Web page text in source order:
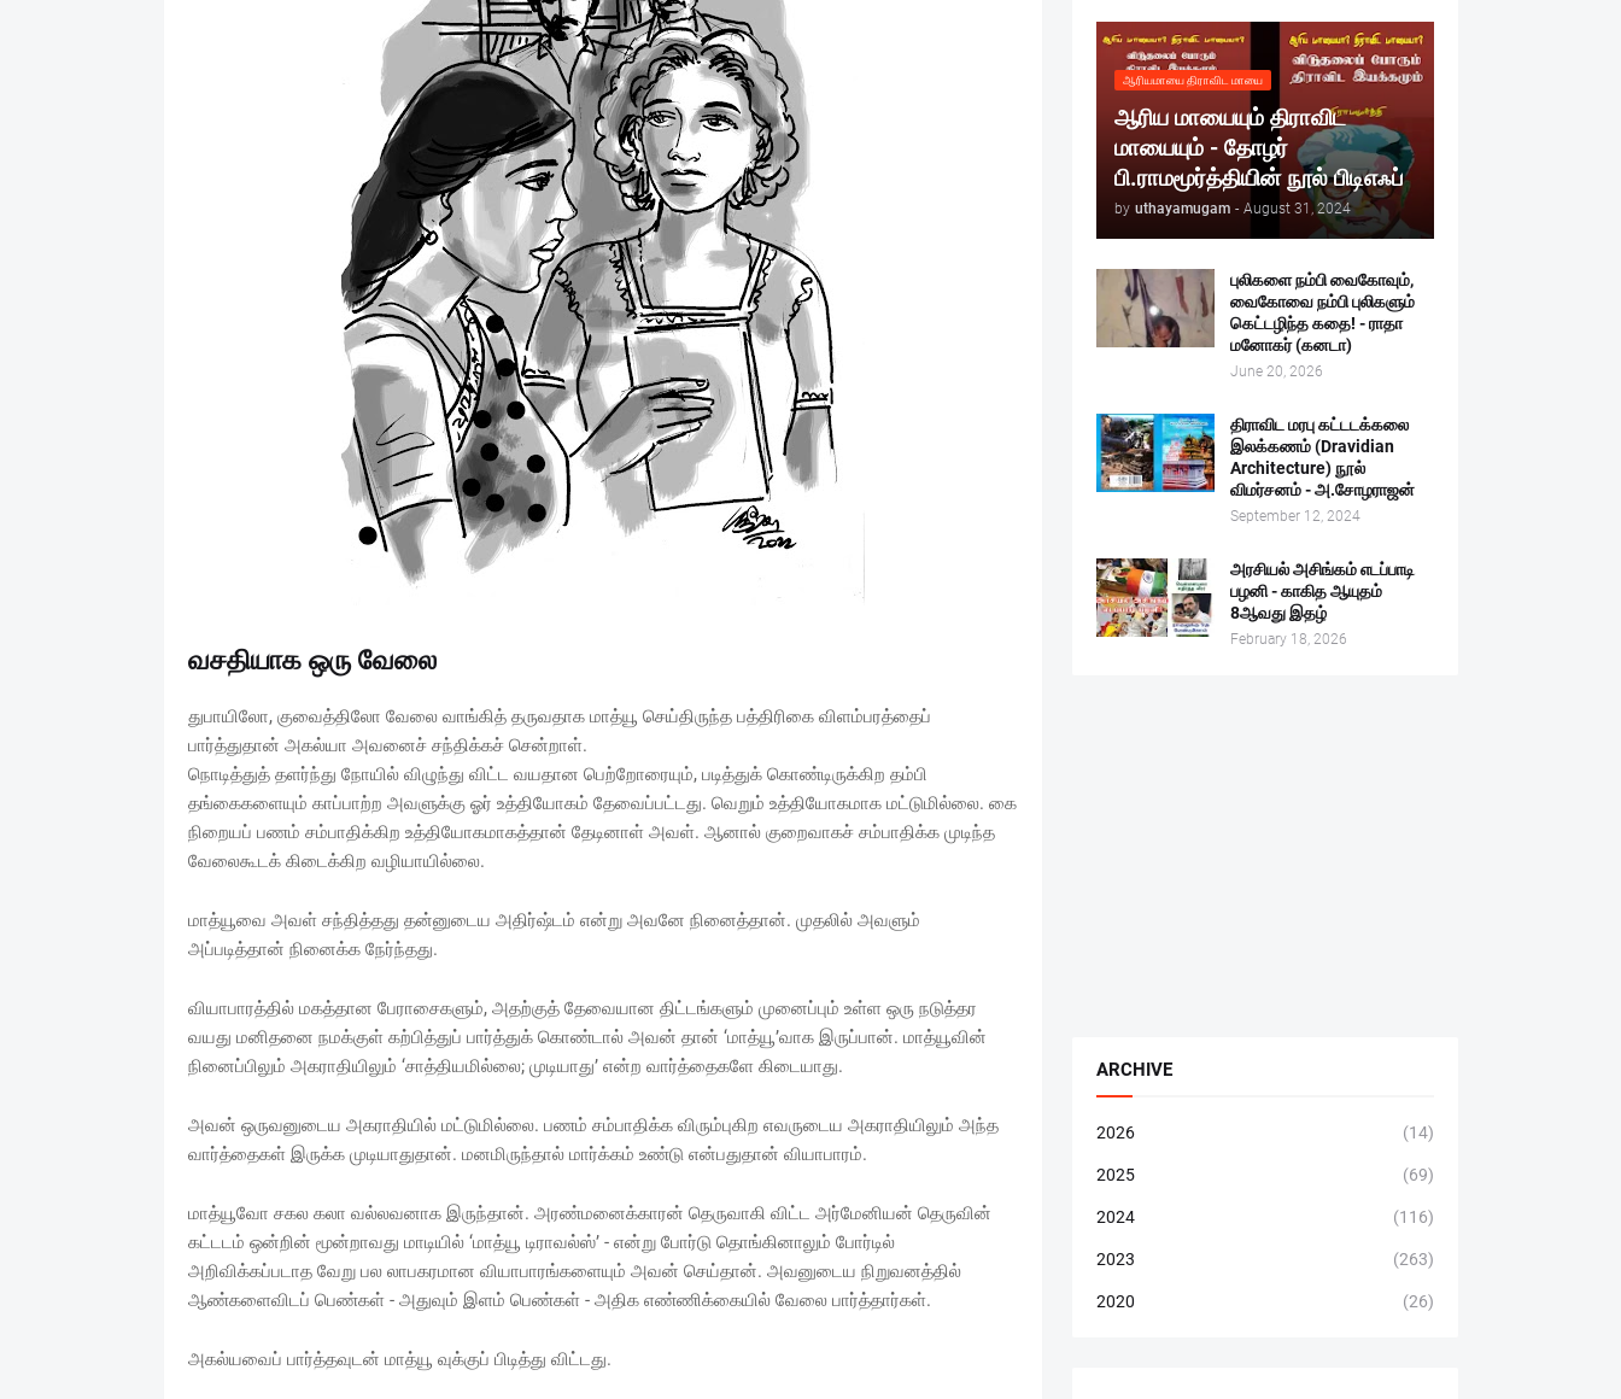
வசதியாக ஒரு வேலை
துபாயிலோ, குவைத்திலோ வேலை வாங்கித் தருவதாக மாத்யூ செய்திருந்த பத்திரிகை விளம்பரத்தைப்
பார்த்துதான் அகல்யா அவனைச் சந்திக்கச் சென்றாள்.
நொடித்துத் தளர்ந்து நோயில் விழுந்து விட்ட வயதான பெற்றோரையும், படித்துக் கொண்டிருக்கிற தம்பி
தங்கைகளையும் காப்பாற்ற அவளுக்கு ஓர் உத்தியோகம் தேவைப்பட்டது. வெறும் உத்தியோகமாக மட்டுமில்லை. கை
நிறையப் பணம் சம்பாதிக்கிற உத்தியோகமாகத்தான் தேடினாள் அவள். ஆனால் குறைவாகச் சம்பாதிக்க முடிந்த
வேலைகூடக் கிடைக்கிற வழியாயில்லை.
மாத்யூவை அவள் சந்தித்தது தன்னுடைய அதிர்ஷ்டம் என்று அவனே நினைத்தான். முதலில் அவளும்
அப்படித்தான் நினைக்க நேர்ந்தது.
வியாபாரத்தில் மகத்தான பேராசைகளும், அதற்குத் தேவையான திட்டங்களும் முனைப்பும் உள்ள ஒரு நடுத்தர
வயது மனிதனை நமக்குள் கற்பித்துப் பார்த்துக் கொண்டால் அவன் தான் ‘மாத்யூ’வாக இருப்பான். மாத்யூவின்
நினைப்பிலும் அகராதியிலும் ‘சாத்தியமில்லை; முடியாது’ என்ற வார்த்தைகளே கிடையாது.
அவன் ஒருவனுடைய அகராதியில் மட்டுமில்லை. பணம் சம்பாதிக்க விரும்புகிற எவருடைய அகராதியிலும் அந்த
வார்த்தைகள் இருக்க முடியாதுதான். மனமிருந்தால் மார்க்கம் உண்டு என்பதுதான் வியாபாரம்.
மாத்யூவோ சகல கலா வல்லவனாக இருந்தான். அரண்மனைக்காரன் தெருவாகி விட்ட அர்மேனியன் தெருவின்
கட்டடம் ஒன்றின் மூன்றாவது மாடியில் ‘மாத்யூ டிராவல்ஸ்’ - என்று போர்டு தொங்கினாலும் போர்டில்
அறிவிக்கப்படாத வேறு பல லாபகரமான வியாபாரங்களையும் அவன் செய்தான். அவனுடைய நிறுவனத்தில்
ஆண்களைவிடப் பெண்கள் - அதுவும் இளம் பெண்கள் - அதிக எண்ணிக்கையில் வேலை பார்த்தார்கள்.
அகல்யவைப் பார்த்தவுடன் மாத்யூ வுக்குப் பிடித்து விட்டது.
ஆரியமாயை திராவிட மாயை
ஆரிய மாயையும் திராவிட
மாயையும் - தோழர்
பி.ராமமூர்த்தியின் நூல் பிடிஎஃப்
by uthayamugam - August 31, 2024
புலிகளை நம்பி வைகோவும்,
வைகோவை நம்பி புலிகளும்
கெட்டழிந்த கதை! - ராதா
மனோகர் (கனடா)
June 20, 2026
திராவிட மரபு கட்டடக்கலை
இலக்கணம் (Dravidian
Architecture) நூல்
விமர்சனம் - அ.சோழராஜன்
September 12, 2024
அரசியல் அசிங்கம் எடப்பாடி
பழனி - காகித ஆயுதம்
8ஆவது இதழ்
February 18, 2026
ARCHIVE
2026 (14)
2025 (69)
2024 (116)
2023 (263)
2020 (26)